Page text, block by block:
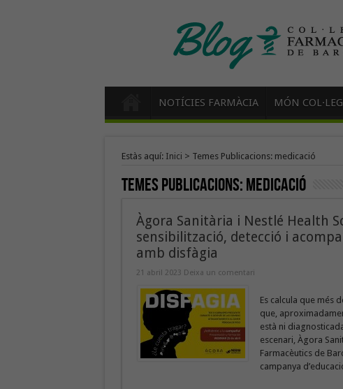
NOTÍCIES FARMÀCIA MÓN
Estàs aquí: Inici > Temes Publicacions: medicació
Temes Publicacions:medicació
Àgora Sanitària i Nestlé Health
sensibilització, detecció i
amb disfàgia
21 abril 2023 Deixa un comentari
Es calcula que més
que,
està ni
escenari, Àgora
Farmacèutics de
campanya